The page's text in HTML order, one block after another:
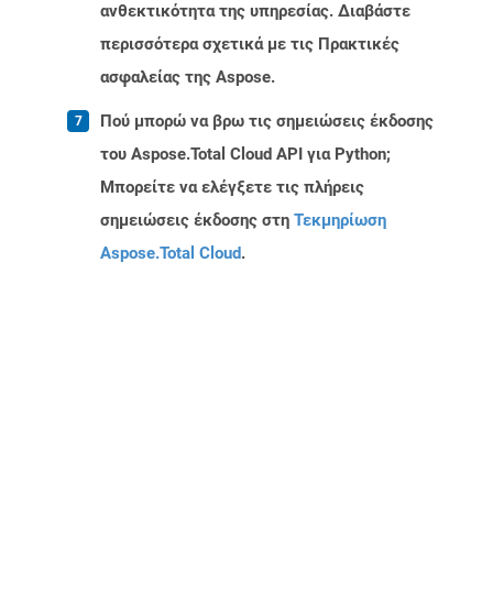
ανθεκτικότητα της υπηρεσίας. Διαβάστε
περισσότερα σχετικά με τις Πρακτικές
ασφαλείας της Aspose.
Πού μπορώ να βρω τις σημειώσεις έκδοσης
του Aspose.Total Cloud API για Python;
Μπορείτε να ελέγξετε τις πλήρεις
σημειώσεις έκδοσης στη Τεκμηρίωση
Aspose.Total Cloud.